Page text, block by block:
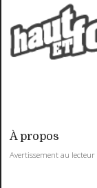
À propos
Avertissement au